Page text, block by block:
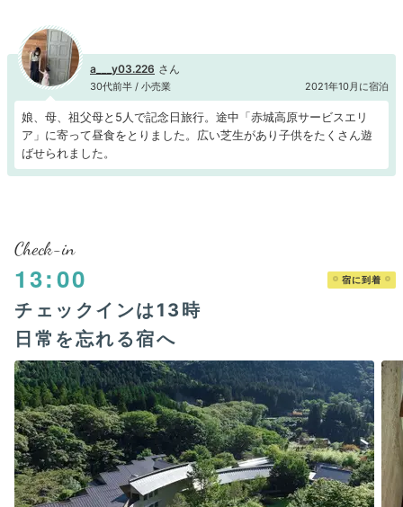
a___y03.226
30代前半 / 小売業 2021年10月に宿泊
娘、母、祖父母と5人で記念日旅行。途中「赤城高原サービスエリ
ア」に寄って昼食をとりました。広い芝生があり子供をたくさん遊
ばせられました。
Check-in
13:00 宿に到着
チェックインは13時
日常を忘れる宿へ